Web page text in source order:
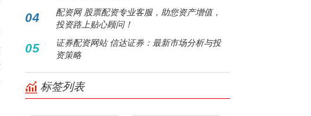
04
配资网 股票配资专业客服，助您资产增值，
投资路上贴心顾问！
05
证券配资网站 信达证券：最新市场分析与投
资策略
标签列表